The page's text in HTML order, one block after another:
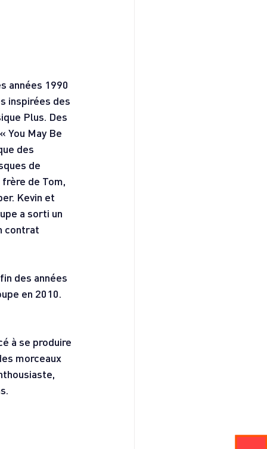
années 1990
inspirées des
Plus. Des
You May Be
des
de
de Tom,
Kevin et
a sorti un
contrat
des années
en 2010.
à se produire
morceaux